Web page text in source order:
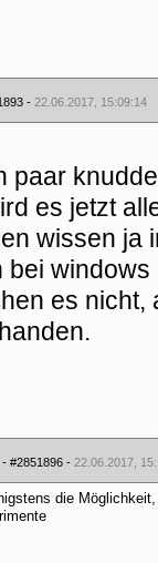
- 22.06.2017, 15:09:14
paar
es jetzt
wissen ja
bei
es nicht,
- #2851896 - 22.06.2017,
die